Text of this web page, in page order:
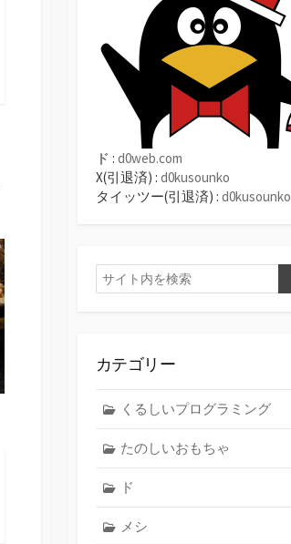
ド : d0web.com
X(引退済) : d0kusounko
タイッツー(引退済) : d0kusounko
検
索
カテゴリー
くるしいプログラミング
たのしいおもちゃ
ド
メシ